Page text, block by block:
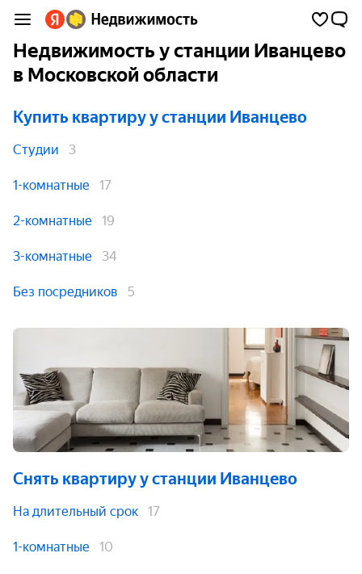
Недвижимость у станции Иванцево
в Московской области
Купить квартируу станции Иванцево
Студии 3
1-комнатные 17
2-комнатные 19
3-комнатные 34
Без посредников 5
Снять квартируу станции Иванцево
На длительный срок 17
1-комнатные 10